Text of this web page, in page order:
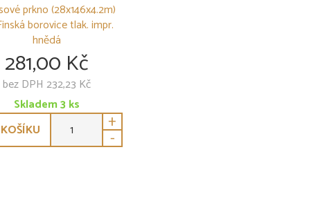
prkno (28x146x4.2m)
borovice tlak. impr.
hnědá
281,00 Kč
bez DPH 232,23 Kč
Skladem3 ks
+
-